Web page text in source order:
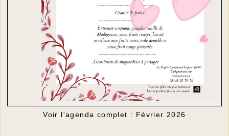
Voir l'agenda complet : Février 2026